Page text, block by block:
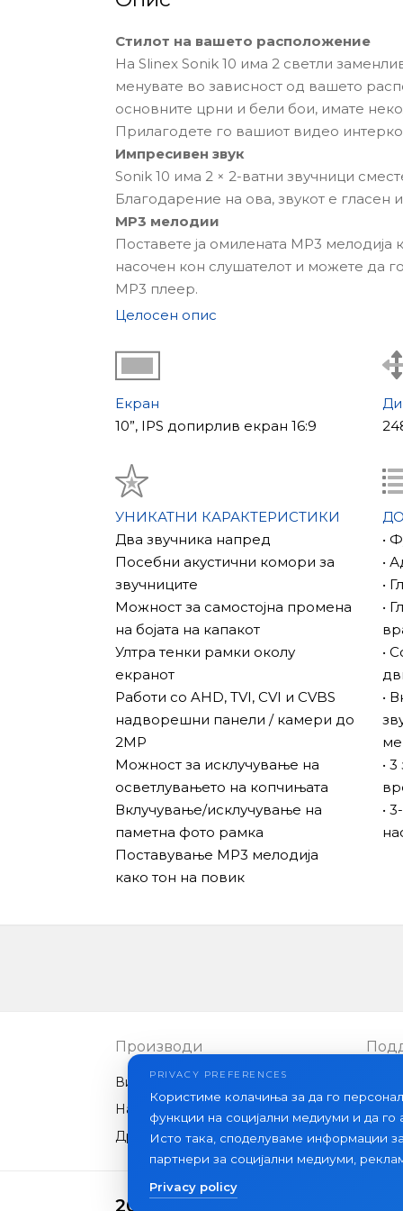
Стилот на вашето расположение
На Slinex Sonik 10 има 2 светли
менувате во зависност од вашето
основните црни и бели бои, имате
Прилагодете го вашиот видео
Импресивен звук
Sonik 10 има 2 × 2-ватни звучници
Благодарение на ова, звукот е гласен
MP3 мелодии
Поставете ја омилената MP3 мелодија
насочен кон слушателот и можете да
MP3 плеер.
Голем IPS екран на допир со висока
на гледање до 178°.
Максимална разновидност
Sonik 10 работи со AHD-H, TVI, CVI и
3 монитори.
Sonik 10 има дополнителни функции:
адресен интерком, телефонска
на вратата.
Вашата безбедност е важна
Sonik 10 има софтверски детектор
хардверски сензори.
Целосен опис
Екран
10”, IPS допирлив екран 16:9
УНИКАТНИ КАРАКТЕРИСТИКИ
Два звучника напред
Посебни акустични комори за
звучниците
Можност за самостојна промена
на бојата на капакот
Ултра тенки рамки околу
екранот
Работи со AHD, TVI, CVI и CVBS
надворешни панели / камери до
2MP
Можност за исклучување на
осветлувањето на копчињата
Вклучување/исклучување на
паметна фото рамка
Поставување MP3 мелодија
како тон на повик
•
•
•
•
•
•
•
•
Производи
Видео интеркоми
Надворешни панели
Друга опрема
2026 Slinex
PRIVACY PREFERENCES
Користиме колачиња за да го
функции на социјални медиуми и да го
Исто така, споделуваме информации
партнери за социјални медиуми,
Privacy policy